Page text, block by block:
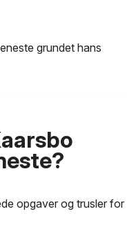
grundet hans
opgaver og trusler for